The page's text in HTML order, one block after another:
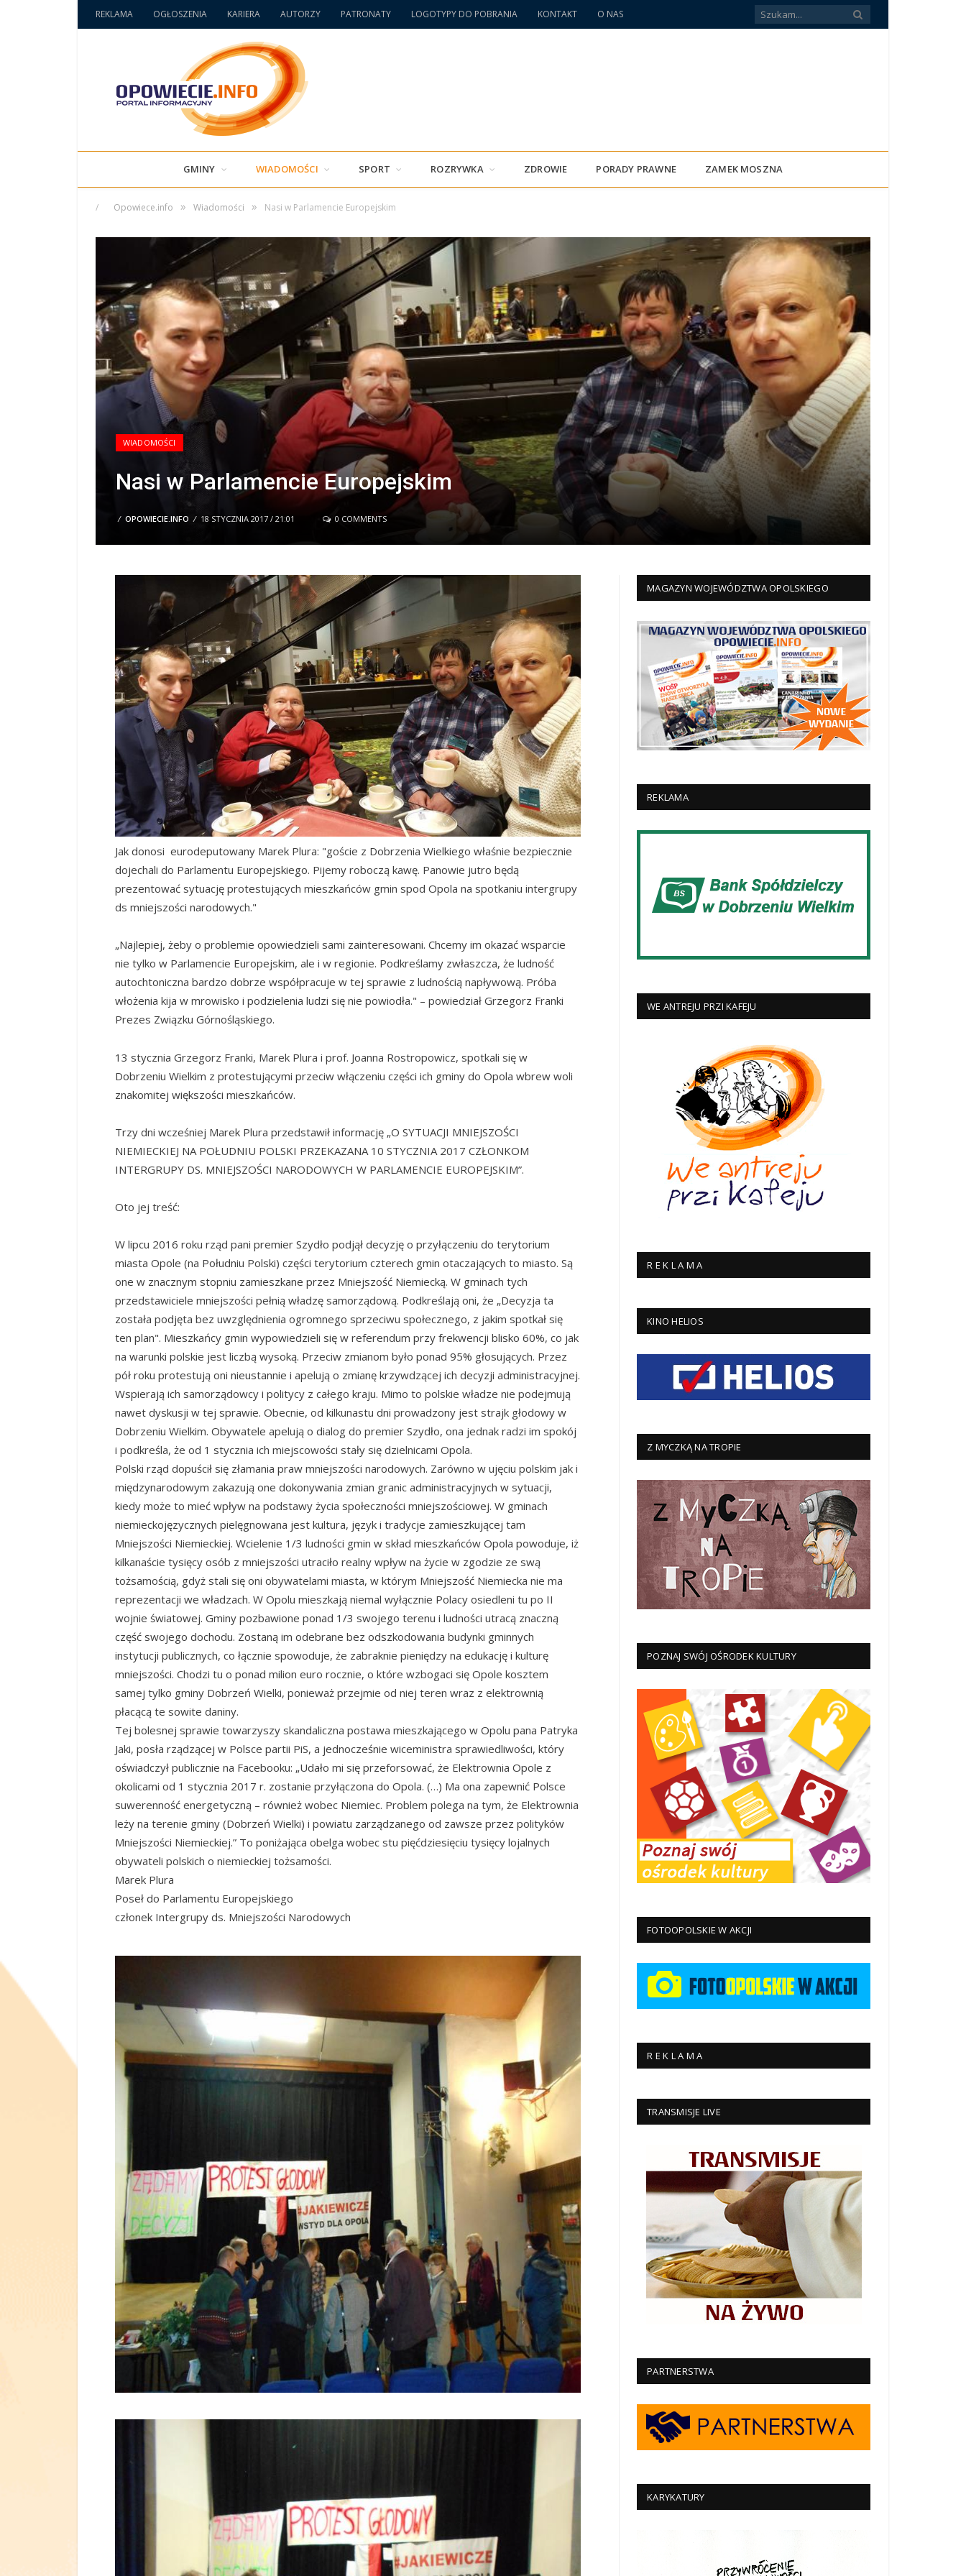
REKLAMA OGŁOSZENIA KARIERA AUTORZY PATRONATY LOGOTYPY DO POBRANIA KONTAKT O NAS
GMINY WIADOMOŚCI SPORT ROZRYWKA ZDROWIE PORADY PRAWNE ZAMEK MOSZNA
/ Opowiece.info » Wiadomości » Nasi w Parlamencie Europejskim
WIADOMOŚCI
Nasi w Parlamencie Europejskim
/ OPOWIECIE.INFO / 18 STYCZNIA 2017 / 21:01 0 COMMENTS
Jak donosi eurodeputowany Marek Plura: "goście z Dobrzenia Wielkiego właśnie bezpiecznie
dojechali do Parlamentu Europejskiego. Pijemy roboczą kawę. Panowie jutro będą
prezentować sytuację protestujących mieszkańców gmin spod Opola na spotkaniu intergrupy
ds mniejszości narodowych."
„Najlepiej, żeby o problemie opowiedzieli sami zainteresowani. Chcemy im okazać wsparcie
nie tylko w Parlamencie Europejskim, ale i w regionie. Podkreślamy zwłaszcza, że ludność
autochtoniczna bardzo dobrze współpracuje w tej sprawie z ludnością napływową. Próba
włożenia kija w mrowisko i podzielenia ludzi się nie powiodła." – powiedział Grzegorz Franki
Prezes Związku Górnośląskiego.
13 stycznia Grzegorz Franki, Marek Plura i prof. Joanna Rostropowicz, spotkali się w
Dobrzeniu Wielkim z protestującymi przeciw włączeniu części ich gminy do Opola wbrew woli
znakomitej większości mieszkańców.
Trzy dni wcześniej Marek Plura przedstawił informację „O SYTUACJI MNIEJSZOŚCI
NIEMIECKIEJ NA POŁUDNIU POLSKI PRZEKAZANA 10 STYCZNIA 2017 CZŁONKOM
INTERGRUPY DS. MNIEJSZOŚCI NARODOWYCH W PARLAMENCIE EUROPEJSKIM”.
Oto jej treść:
W lipcu 2016 roku rząd pani premier Szydło podjął decyzję o przyłączeniu do terytorium
miasta Opole (na Południu Polski) części terytorium czterech gmin otaczających to miasto. Są
one w znacznym stopniu zamieszkane przez Mniejszość Niemiecką. W gminach tych
przedstawiciele mniejszości pełnią władzę samorządową. Podkreślają oni, że „Decyzja ta
została podjęta bez uwzględnienia ogromnego sprzeciwu społecznego, z jakim spotkał się
ten plan". Mieszkańcy gmin wypowiedzieli się w referendum przy frekwencji blisko 60%, co jak
na warunki polskie jest liczbą wysoką. Przeciw zmianom było ponad 95% głosujących. Przez
pół roku protestują oni nieustannie i apelują o zmianę krzywdzącej ich decyzji administracyjnej.
Wspierają ich samorządowcy i politycy z całego kraju. Mimo to polskie władze nie podejmują
nawet dyskusji w tej sprawie. Obecnie, od kilkunastu dni prowadzony jest strajk głodowy w
Dobrzeniu Wielkim. Obywatele apelują o dialog do premier Szydło, ona jednak radzi im spokój
i podkreśla, że od 1 stycznia ich miejscowości stały się dzielnicami Opola.
Polski rząd dopuścił się złamania praw mniejszości narodowych. Zarówno w ujęciu polskim jak i
międzynarodowym zakazują one dokonywania zmian granic administracyjnych w sytuacji,
kiedy może to mieć wpływ na podstawy życia społeczności mniejszościowej. W gminach
niemieckojęzycznych pielęgnowana jest kultura, język i tradycje zamieszkującej tam
Mniejszości Niemieckiej. Wcielenie 1/3 ludności gmin w skład mieszkańców Opola powoduje, iż
kilkanaście tysięcy osób z mniejszości utraciło realny wpływ na życie w zgodzie ze swą
tożsamością, gdyż stali się oni obywatelami miasta, w którym Mniejszość Niemiecka nie ma
reprezentacji we władzach. W Opolu mieszkają niemal wyłącznie Polacy osiedleni tu po II
wojnie światowej. Gminy pozbawione ponad 1/3 swojego terenu i ludności utracą znaczną
część swojego dochodu. Zostaną im odebrane bez odszkodowania budynki gminnych
instytucji publicznych, co łącznie spowoduje, że zabraknie pieniędzy na edukację i kulturę
mniejszości. Chodzi tu o ponad milion euro rocznie, o które wzbogaci się Opole kosztem
samej tylko gminy Dobrzeń Wielki, ponieważ przejmie od niej teren wraz z elektrownią
płacącą te sowite daniny.
Tej bolesnej sprawie towarzyszy skandaliczna postawa mieszkającego w Opolu pana Patryka
Jaki, posła rządzącej w Polsce partii PiS, a jednocześnie wiceministra sprawiedliwości, który
oświadczył publicznie na Facebooku: „Udało mi się przeforsować, że Elektrownia Opole z
okolicami od 1 stycznia 2017 r. zostanie przyłączona do Opola. (…) Ma ona zapewnić Polsce
suwerenność energetyczną – również wobec Niemiec. Problem polega na tym, że Elektrownia
leży na terenie gminy (Dobrzeń Wielki) i powiatu zarządzanego od zawsze przez polityków
Mniejszości Niemieckiej.” To poniżająca obelga wobec stu pięćdziesięciu tysięcy lojalnych
obywateli polskich o niemieckiej tożsamości.
Marek Plura
Poseł do Parlamentu Europejskiego
członek Intergrupy ds. Mniejszości Narodowych
MAGAZYN WOJEWÓDZTWA OPOLSKIEGO
REKLAMA
WE ANTREJU PRZI KAFEJU
R E K L A M A
KINO HELIOS
Z MYCZKĄ NA TROPIE
POZNAJ SWÓJ OŚRODEK KULTURY
FOTOOPOLSKIE W AKCJI
R E K L A M A
TRANSMISJE LIVE
PARTNERSTWA
KARYKATURY